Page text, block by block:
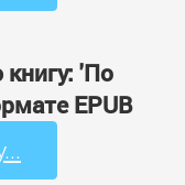
'По
EPUB